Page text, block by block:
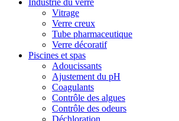
Industrie du verre
Vitrage
Verre creux
Tube pharmaceutique
Verre décoratif
Piscines et spas
Adoucissants
Ajustement du pH
Coagulants
Contrôle des algues
Contrôle des odeurs
Déchloration